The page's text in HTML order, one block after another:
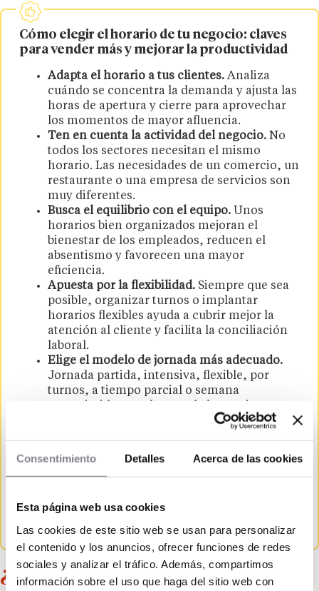
Consentimiento Detalles Acerca de las cookies
Esta página web usa cookies
Las cookies de este sitio web se usan para personalizar
el contenido y los anuncios, ofrecer funciones de redes
sociales y analizar el tráfico. Además, compartimos
información sobre el uso que haga del sitio web con
Cómo elegir el horario de tu negocio: claves
para vender más y mejorar la productividad
Adapta el horario a tus clientes. Analiza
cuándo se concentra la demanda y ajusta las
horas de apertura y cierre para aprovechar
los momentos de mayor afluencia.
Ten en cuenta la actividad del negocio. No
todos los sectores necesitan el mismo
horario. Las necesidades de un comercio, un
restaurante o una empresa de servicios son
muy diferentes.
Busca el equilibrio con el equipo. Unos
horarios bien organizados mejoran el
bienestar de los empleados, reducen el
absentismo y favorecen una mayor
eficiencia.
Apuesta por la flexibilidad. Siempre que sea
posible, organizar turnos o implantar
horarios flexibles ayuda a cubrir mejor la
atención al cliente y facilita la conciliación
laboral.
Elige el modelo de jornada más adecuado.
Jornada partida, intensiva, flexible, por
turnos, a tiempo parcial o semana
pueden adaptarse a las necesidades de cada
Revisa el horario periódicamente.Los
hábitos de consumo cambian con el tiempo,
por lo que conviene analizar las ventas y
para mejorar la rentabilidad del negocio.
¿Y si quieres abrir un negocio